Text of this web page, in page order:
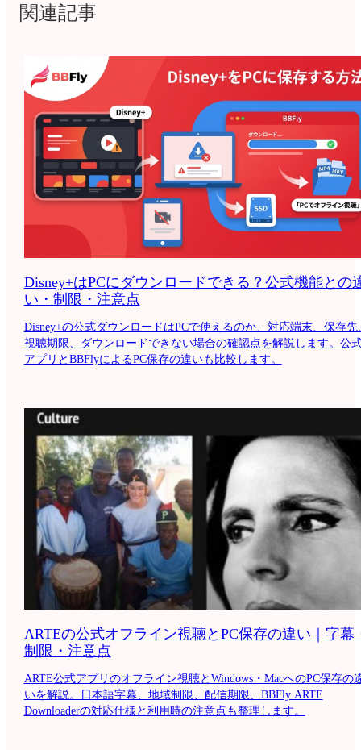
関連記事
Disney+はPCにダウンロードできる？公式機能との
い・制限・注意点
Disney+の公式ダウンロードはPCで使えるのか、対応端末、保存先
視聴期限、ダウンロードできない場合の確認点を解説します。公
アプリとBBFlyによるPC保存の違いも比較します。
ARTEの公式オフライン視聴とPC保存の違い｜字幕
制限・注意点
ARTE公式アプリのオフライン視聴とWindows・MacへのPC保存の
いを解説。日本語字幕、地域制限、配信期限、BBFly ARTE
Downloaderの対応仕様と利用時の注意点も整理します。